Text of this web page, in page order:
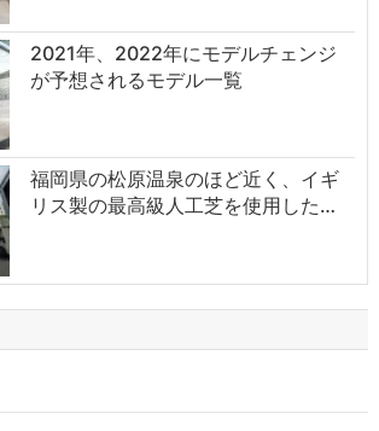
2021年、2022年にモデルチェンジ
が予想されるモデル一覧
福岡県の松原温泉のほど近く、イギ
リス製の最高級人工芝を使用した…